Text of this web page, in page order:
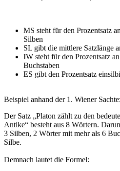
MS steht für den Prozentsatz
Silben
SL gibt die mittlere Satzlänge
IW steht für den Prozentsatz
Buchstaben
ES gibt den Prozentsatz
Beispiel anhand der 1. Wiener
Der Satz „Platon zählt zu den
Antike“ besteht aus 8 Wörtern.
3 Silben, 2 Wörter mit mehr als 6
Silbe.
Demnach lautet die Formel: